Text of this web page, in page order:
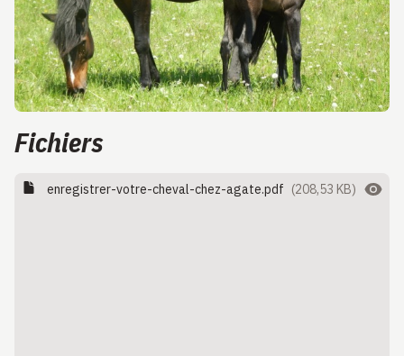
Fichiers
enregistrer-votre-cheval-chez-agate.pdf (208,53 KB)